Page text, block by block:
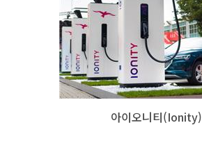
아이오니티(Ionity)